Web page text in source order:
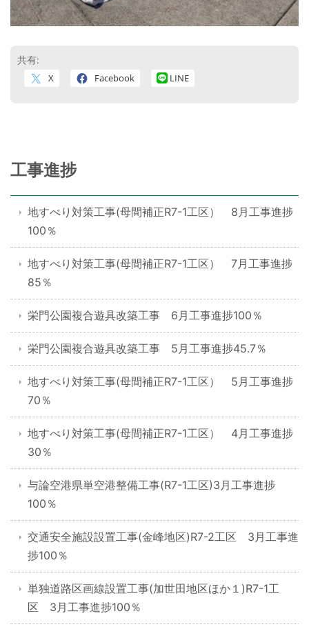
共有:
X Facebook LINE
工事進捗
地すべり対策工事(母間補正R7-1工区） 8月工事進捗
100％
地すべり対策工事(母間補正R7-1工区） 7月工事進捗
85％
栄門公園複合遊具改築工事 6月工事進捗100％
栄門公園複合遊具改築工事 5月工事進捗45.7％
地すべり対策工事(母間補正R7-1工区） 5月工事進捗
70％
地すべり対策工事(母間補正R7-1工区） 4月工事進捗
30％
与論空港県単空港整備工事(R7-1工区)3月工事進捗
100％
交通安全施設設置工事(金峰地区)R7-2工区 3月工事進
捗100％
単独道路区画線設置工事(加世田地区ほか１)R7-1工
区 3月工事進捗100％